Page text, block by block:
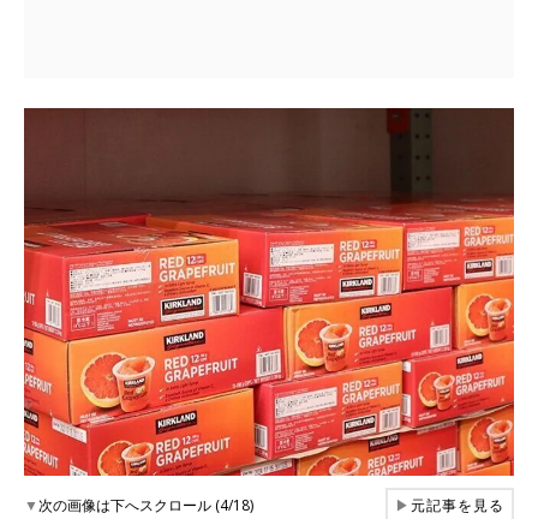
▼次の画像は下へスクロール (4/18) ▶元記事を見る